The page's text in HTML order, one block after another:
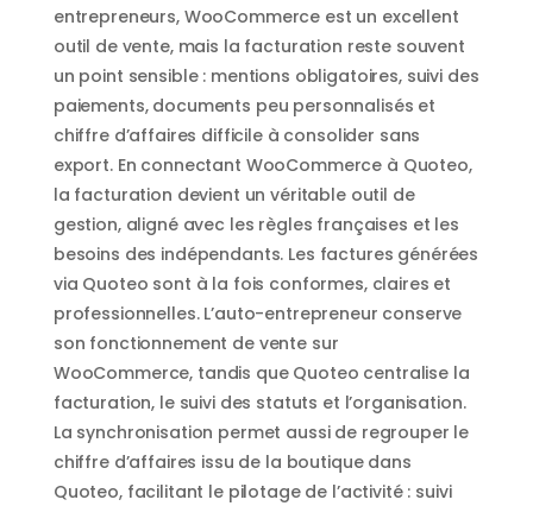
entrepreneurs, WooCommerce est un excellent
outil de vente, mais la facturation reste souvent
un point sensible : mentions obligatoires, suivi des
paiements, documents peu personnalisés et
chiffre d’affaires difficile à consolider sans
export. En connectant WooCommerce à Quoteo,
la facturation devient un véritable outil de
gestion, aligné avec les règles françaises et les
besoins des indépendants. Les factures générées
via Quoteo sont à la fois conformes, claires et
professionnelles. L’auto-entrepreneur conserve
son fonctionnement de vente sur
WooCommerce, tandis que Quoteo centralise la
facturation, le suivi des statuts et l’organisation.
La synchronisation permet aussi de regrouper le
chiffre d’affaires issu de la boutique dans
Quoteo, facilitant le pilotage de l’activité : suivi